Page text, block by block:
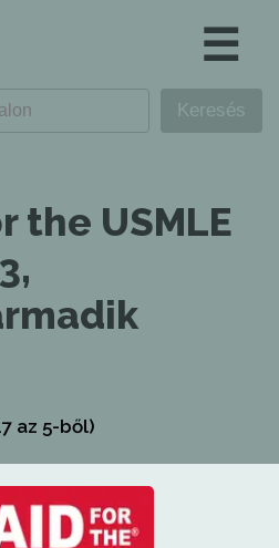
☰
the USMLE
az 5-ből)